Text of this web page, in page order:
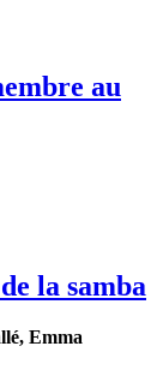
au
la samba
Emma